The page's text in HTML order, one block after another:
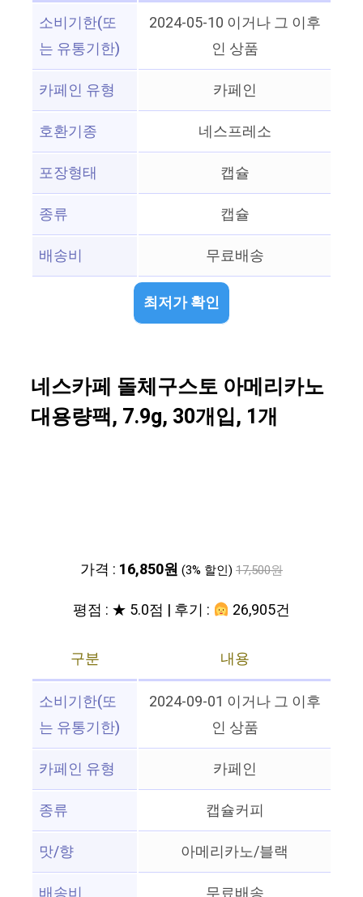
소비기한(또
는 유통기한)
2024-05-10 이거나 그 이후
인 상품
카페인 유형
카페인
호환기종
네스프레소
포장형태
캡슐
종류
캡슐
배송비
무료배송
최저가 확인
네스카페 돌체구스토 아메리카노
대용량팩, 7.9g, 30개입, 1개
가격 : 16,850원 (3% 할인) 17,500원
평점 : ★ 5.0점 | 후기 : 26,905건
구분
내용
소비기한(또
는 유통기한)
2024-09-01 이거나 그 이후
인 상품
카페인 유형
카페인
종류
캡슐커피
맛/향
아메리카노/블랙